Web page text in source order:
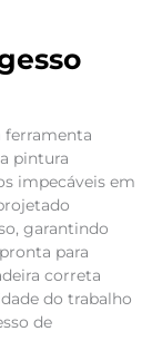
pintura
impecáveis em
garantindo
para
correta
do trabalho
de